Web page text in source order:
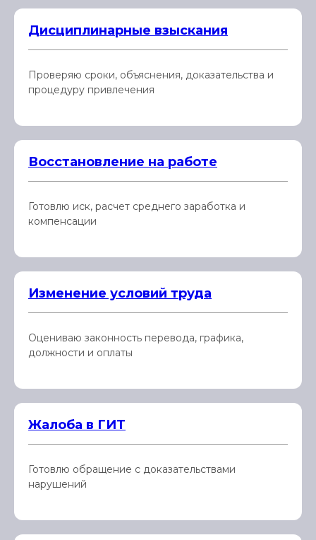
Дисциплинарные взыскания
Проверяю сроки, объяснения, доказательства и
процедуру привлечения
Восстановление на работе
Готовлю иск, расчет среднего заработка и
компенсации
Изменение условий труда
Оцениваю законность перевода, графика,
должности и оплаты
Жалоба в ГИТ
Готовлю обращение с доказательствами
нарушений